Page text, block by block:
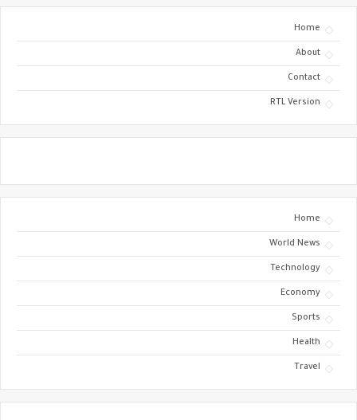
Home
About
Contact
RTL Version
Home
World News
Technology
Economy
Sports
Health
Travel